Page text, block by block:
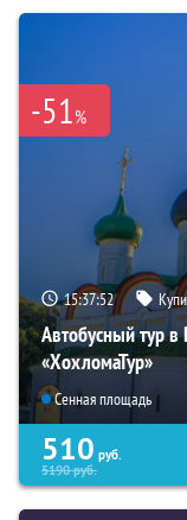
-51%
15:37:51
Автобусный тур в
«ХохломаТур»
Сенная площадь
510 руб.
5190руб.